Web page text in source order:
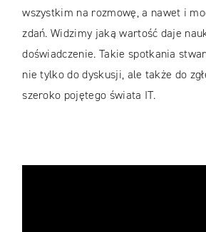
wszystkim na rozmowę, a nawet i
zdań. Widzimy jaką wartość daje
doświadczenie. Takie spotkania
nie tylko do dyskusji, ale także do
szeroko pojętego świata IT.